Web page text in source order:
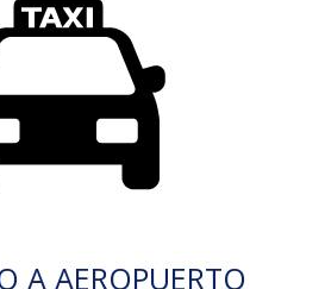
A AEROPUERTO